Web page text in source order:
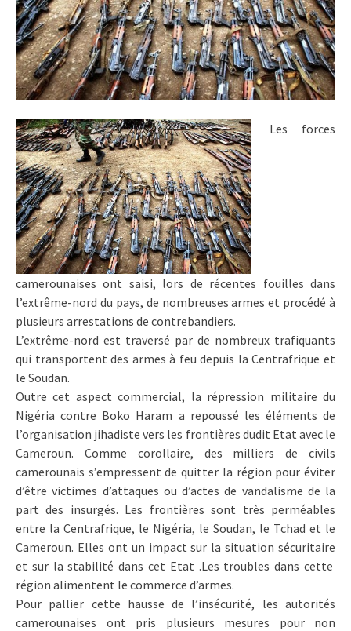
Les forces
camerounaises ont saisi, lors de récentes fouilles dans
l’extrême-nord du pays, de nombreuses armes et procédé à
plusieurs arrestations de contrebandiers.
L’extrême-nord est traversé par de nombreux trafiquants
qui transportent des armes à feu depuis la Centrafrique et
le Soudan.
Outre cet aspect commercial, la répression militaire du
Nigéria contre Boko Haram a repoussé les éléments de
l’organisation jihadiste vers les frontières dudit Etat avec le
Cameroun. Comme corollaire, des milliers de civils
camerounais s’empressent de quitter la région pour éviter
d’être victimes d’attaques ou d’actes de vandalisme de la
part des insurgés. Les frontières sont très perméables
entre la Centrafrique, le Nigéria, le Soudan, le Tchad et le
Cameroun. Elles ont un impact sur la situation sécuritaire
et sur la stabilité dans cet Etat .Les troubles dans cette
région alimentent le commerce d’armes.
Pour pallier cette hausse de l’insécurité, les autorités
camerounaises ont pris plusieurs mesures pour non